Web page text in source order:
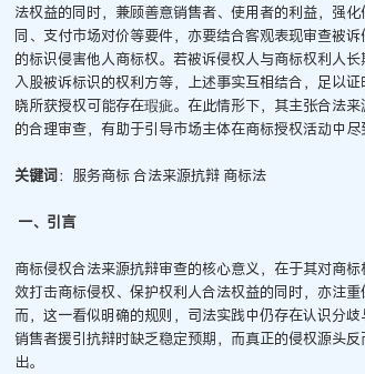
法权益的同时，兼顾善意销售者、使用者的利益，强
同、支付市场对价等要件，亦要结合客观表现审查被
的标识侵害他人商标权。若被诉侵权人与商标权利人
入股被诉标识的权利方等，上述事实互相结合，足以
晓所获授权可能存在瑕疵。在此情形下，其主张合法
的合理审查，有助于引导市场主体在商标授权活动中尽
关键词：服务商标 合法来源抗辩 商标法
一、引言
商标侵权合法来源抗辩审查的核心意义，在于其对商
效打击商标侵权、保护权利人合法权益的同时，亦注
而，这一看似明确的规则，司法实践中仍存在认识分
销售者援引抗辩时缺乏稳定预期，而真正的侵权源头
出。